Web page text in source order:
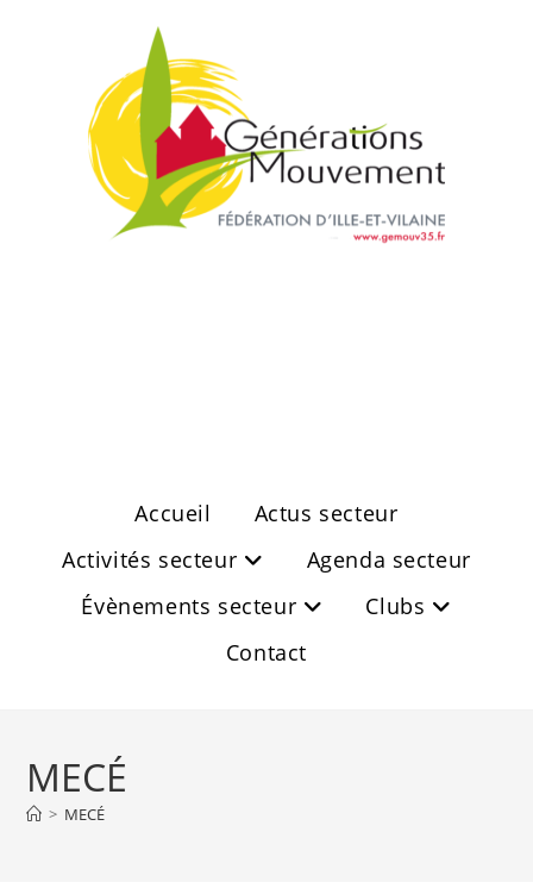
Accueil
Actus secteur
Activités secteur
Agenda secteur
Évènements secteur
Clubs
Contact
MECÉ
> MECÉ